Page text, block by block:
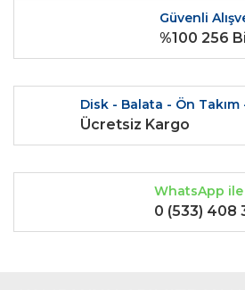
Bu ürüne benzer farklı alternatifler
Gönder
Güvenli
%100 256
Disk - Balata - Ön
Ücretsiz Kargo
WhatsApp ile
0 (533) 408